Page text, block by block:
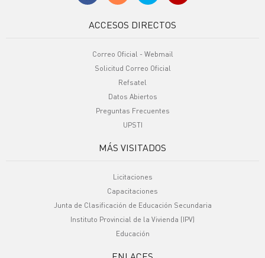
ACCESOS DIRECTOS
Correo Oficial - Webmail
Solicitud Correo Oficial
Refsatel
Datos Abiertos
Preguntas Frecuentes
UPSTI
MÁS VISITADOS
Licitaciones
Capacitaciones
Junta de Clasificación de Educación Secundaria
Instituto Provincial de la Vivienda (IPV)
Educación